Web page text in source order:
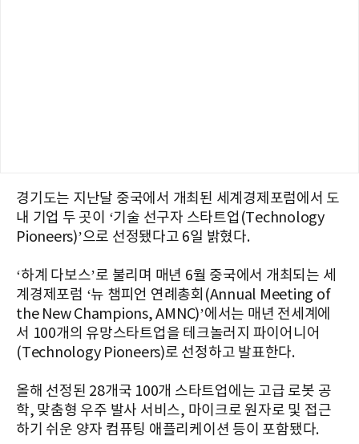
경기도는 지난달 중국에서 개최된 세계경제포럼에서 도
내 기업 두 곳이 ‘기술 선구자 스타트업(Technology
Pioneers)’으로 선정됐다고 6일 밝혔다.
‘하계 다보스’로 불리며 매년 6월 중국에서 개최되는 세
계경제포럼 ‘뉴 챔피언 연례총회(Annual Meeting of
the New Champions, AMNC)’에서는 매년 전세계에
서 100개의 유망스타트업을 테크놀러지 파이어니어
(Technology Pioneers)로 선정하고 발표한다.
올해 선정된 28개국 100개 스타트업에는 고급 로봇 공
학, 맞춤형 우주 발사 서비스, 마이크로 원자로 및 접근
하기 쉬운 양자 컴퓨팅 애플리케이션 등이 포함됐다.